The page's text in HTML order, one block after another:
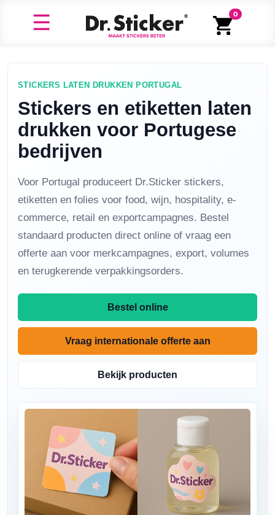
0
STICKERS LATEN DRUKKEN PORTUGAL
Stickers en etiketten laten
drukken voor Portugese
bedrijven
Voor Portugal produceert Dr.Sticker stickers,
etiketten en folies voor food, wijn, hospitality, e-
commerce, retail en exportcampagnes. Bestel
standaard producten direct online of vraag een
offerte aan voor merkcampagnes, export, volumes
en terugkerende verpakkingsorders.
Bestel online
Vraag internationale offerte aan
Bekijk producten